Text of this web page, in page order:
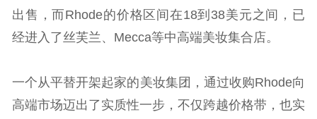
出售，而Rhode的价格区间在18到38美元之间，已
经进入了丝芙兰、Mecca等中高端美妆集合店。
一个从平替开架起家的美妆集团，通过收购Rhode向
高端市场迈出了实质性一步，不仅跨越价格带，也实